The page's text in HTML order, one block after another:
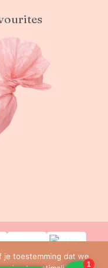
je toestemming dat we